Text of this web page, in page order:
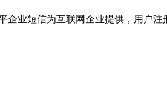
业短信为互联网企业提供，用户